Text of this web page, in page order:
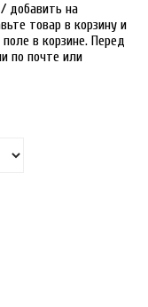
добавить на
товар в корзину и
в корзине. Перед
по почте или